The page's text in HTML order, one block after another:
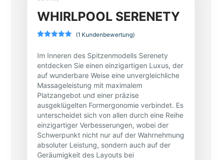
WHIRLPOOL SERENETY
von 5,
basierend
auf
Kundenbewertung
(1 Kundenbewertung)
Im Inneren des Spitzenmodells Serenety
entdecken Sie einen einzigartigen Luxus, der
auf wunderbare Weise eine unvergleichliche
Massageleistung mit maximalem
Platzangebot und einer präzise
ausgeklügelten Formergonomie verbindet. Es
unterscheidet sich von allen durch eine Reihe
einzigartiger Verbesserungen, wobei der
Schwerpunkt nicht nur auf der Wahrnehmung
absoluter Leistung, sondern auch auf der
Geräumigkeit des Layouts bei